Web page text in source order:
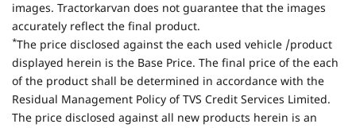
images. Tractorkarvan does not guarantee that the images
accurately reflect the final product.
*The price disclosed against the each used vehicle /product
displayed herein is the Base Price. The final price of the each
of the product shall be determined in accordance with the
Residual Management Policy of TVS Credit Services Limited.
The price disclosed against all new products herein is an